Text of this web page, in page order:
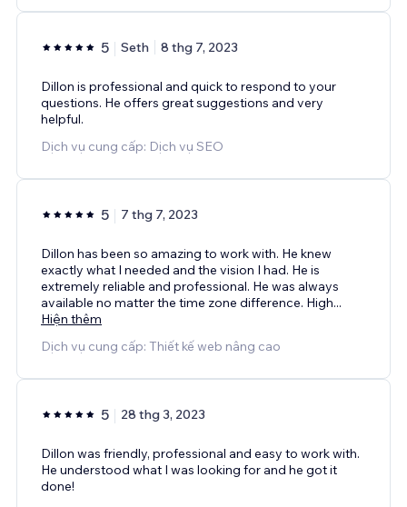
5 Seth 8 thg 7, 2023
Dillon is professional and quick to respond to your
questions. He offers great suggestions and very
helpful.
Dịch vụ cung cấp: Dịch vụ SEO
5 7 thg 7, 2023
Dillon has been so amazing to work with. He knew
exactly what I needed and the vision I had. He is
extremely reliable and professional. He was always
available no matter the time zone difference. High...
Hiện thêm
Dịch vụ cung cấp: Thiết kế web nâng cao
5 28 thg 3, 2023
Dillon was friendly, professional and easy to work with.
He understood what I was looking for and he got it
done!